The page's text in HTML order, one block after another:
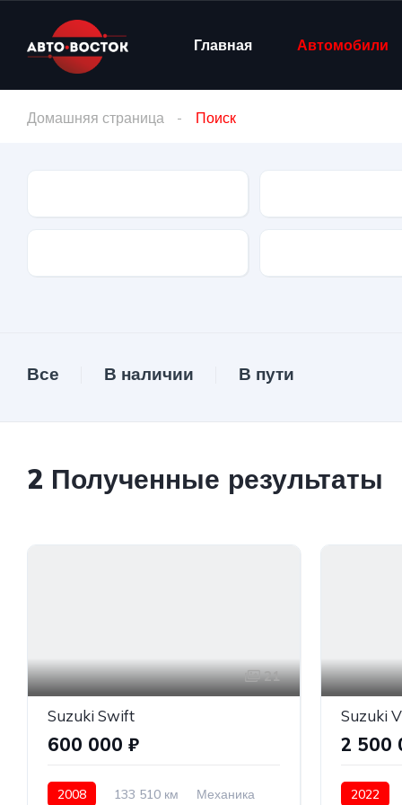
Главная Автомобили
Домашняя страница Поиск
Все В наличии В пути
2 Полученные результаты
21
Suzuki Swift
600 000 ₽
2008 133 510 км Механика
Suzuki
2 500
2022